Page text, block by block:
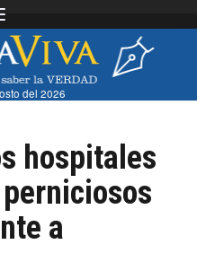
navigation
del 2026
hospitales
a